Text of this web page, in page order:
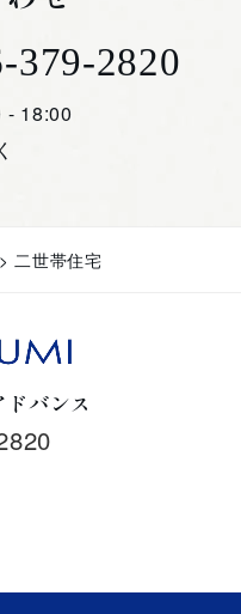
379-2820
18:00
>二世帯住宅
バンス